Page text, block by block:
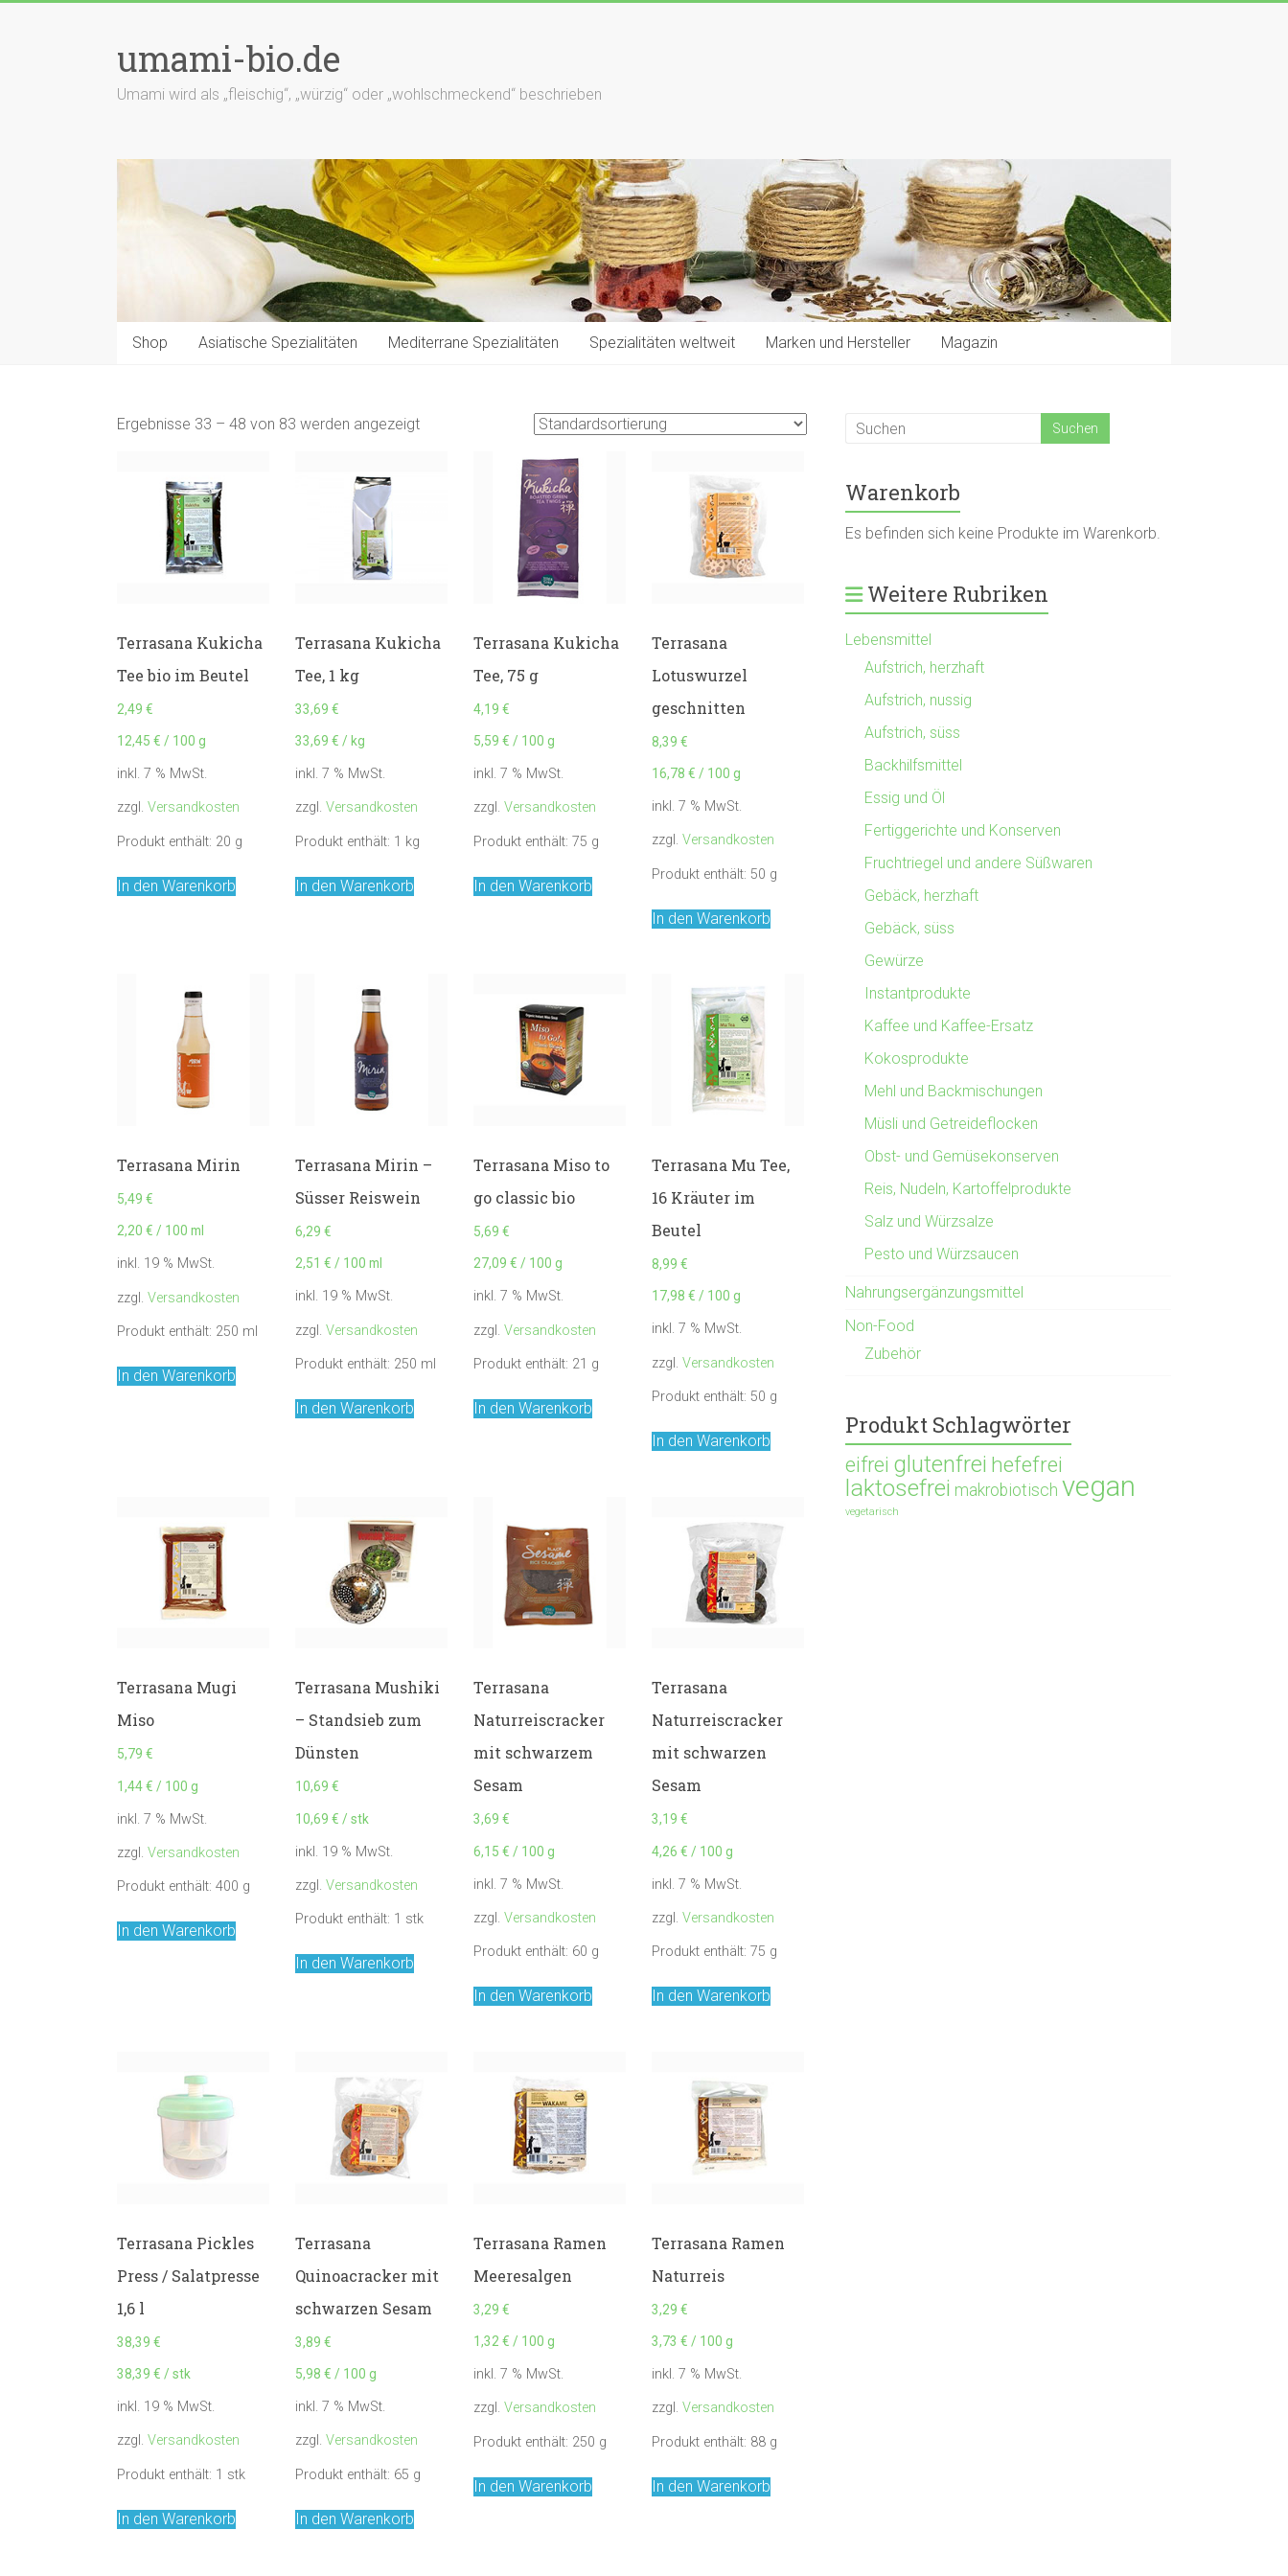
umami-bio.de
Umami wird als „fleischig“, „würzig“ oder „wohlschmeckend“ beschrieben
Shop Asiatische Spezialitäten Mediterrane Spezialitäten Spezialitäten weltweit Marken und Hersteller Magazin
Ergebnisse 33 – 48 von 83 werden angezeigt
Terrasana Kukicha
Tee bio im Beutel
2,49 €
12,45 € / 100 g
inkl. 7 % MwSt.
zzgl. Versandkosten
Produkt enthält: 20 g
In den Warenkorb
Terrasana Kukicha
Tee, 1 kg
33,69€
33,69€ / kg
inkl. 7 % MwSt.
zzgl.Versandkosten
Produkt enthält: 1 kg
In den Warenkorb
Terrasana Kukicha
Tee, 75 g
4,19€
5,59€ / 100 g
inkl. 7 % MwSt.
zzgl.Versandkosten
Produkt enthält: 75 g
In den Warenkorb
Terrasana
Lotuswurzel
geschnitten
8,39€
16,78€ / 100 g
inkl. 7 % MwSt.
zzgl.Versandkosten
Produkt enthält: 50 g
In den Warenkorb
Terrasana Mirin
5,49 €
2,20 € / 100 ml
inkl. 19 % MwSt.
zzgl. Versandkosten
Produkt enthält: 250 ml
In den Warenkorb
Terrasana Mirin –
Süsser Reiswein
6,29€
2,51€ / 100 ml
inkl. 19 % MwSt.
zzgl.Versandkosten
Produkt enthält: 250 ml
In den Warenkorb
Terrasana Miso to
go classic bio
5,69€
27,09€ / 100 g
inkl. 7 % MwSt.
zzgl.Versandkosten
Produkt enthält: 21 g
In den Warenkorb
Terrasana Mu Tee,
16 Kräuter im
Beutel
8,99€
17,98€ / 100 g
inkl. 7 % MwSt.
zzgl.Versandkosten
Produkt enthält: 50 g
In den Warenkorb
Terrasana Mugi
Miso
5,79 €
1,44€ / 100 g
inkl. 7 % MwSt.
zzgl. Versandkosten
Produkt enthält: 400 g
In den Warenkorb
Terrasana Mushiki
– Standsieb zum
Dünsten
10,69€
10,69€ /stk
inkl. 19 % MwSt.
zzgl.Versandkosten
Produkt enthält: 1 stk
In den Warenkorb
Terrasana
Naturreiscracker
mit schwarzem
Sesam
3,69€
6,15€ / 100 g
inkl. 7 % MwSt.
zzgl.Versandkosten
Produkt enthält: 60 g
In den Warenkorb
Terrasana
Naturreiscracker
mit schwarzen
Sesam
3,19€
4,26€ / 100 g
inkl. 7 % MwSt.
zzgl.Versandkosten
Produkt enthält: 75 g
In den Warenkorb
Terrasana Pickles
Press / Salatpresse
1,6 l
38,39 €
38,39 € / stk
inkl. 19 % MwSt.
zzgl. Versandkosten
Produkt enthält: 1 stk
In den Warenkorb
Terrasana
Quinoacracker mit
schwarzen Sesam
3,89€
5,98€ / 100 g
inkl. 7 % MwSt.
zzgl.Versandkosten
Produkt enthält: 65 g
In den Warenkorb
Terrasana Ramen
Meeresalgen
3,29€
1,32€ / 100 g
inkl. 7 % MwSt.
zzgl.Versandkosten
Produkt enthält: 250 g
In den Warenkorb
Terrasana Ramen
Naturreis
3,29€
3,73€ / 100 g
inkl. 7 % MwSt.
zzgl.Versandkosten
Produkt enthält: 88 g
In den Warenkorb
Warenkorb
Es befinden sich keine Produkte im Warenkorb.
Weitere Rubriken
Lebensmittel
Aufstrich, herzhaft
Aufstrich, nussig
Aufstrich, süss
Backhilfsmittel
Essig und Öl
Fertiggerichte und Konserven
Fruchtriegel und andere Süßwaren
Gebäck, herzhaft
Gebäck, süss
Gewürze
Instantprodukte
Kaffee und Kaffee-Ersatz
Kokosprodukte
Mehl und Backmischungen
Müsli und Getreideflocken
Obst- und Gemüsekonserven
Reis, Nudeln, Kartoffelprodukte
Salz und Würzsalze
Pesto und Würzsaucen
Nahrungsergänzungsmittel
Non-Food
Zubehör
Produkt Schlagwörter
eifrei glutenfrei hefefrei
laktosefrei makrobiotisch vegan
vegetarisch